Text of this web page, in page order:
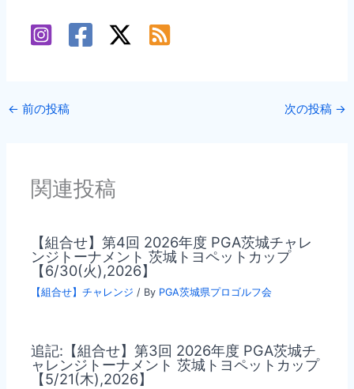
← 前の投稿 次の投稿 →
関連投稿
【組合せ】第4回 2026年度 PGA茨城チャレ
ンジトーナメント 茨城トヨペットカップ
【6/30(火),2026】
【組合せ】チャレンジ / By PGA茨城県プロゴルフ会
追記:【組合せ】第3回 2026年度 PGA茨城チ
ャレンジトーナメント 茨城トヨペットカップ
【5/21(木),2026】